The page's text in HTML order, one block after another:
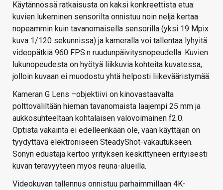
Käytännössä ratkaisusta on kaksi konkreettista etua:
kuvien lukeminen sensorilta onnistuu noin neljä kertaa
nopeammin kuin tavanomaisella sensorilla (yksi 19 Mpix
kuva 1/120 sekunnissa) ja kameralla voi tallentaa lyhyitä
videopätkiä 960 FPS:n ruudunpäivitysnopeudella. Kuvien
lukunopeudesta on hyötyä liikkuvia kohteita kuvatessa,
jolloin kuvaan ei muodostu yhtä helposti liikevääristymää.
Kameran G Lens –objektiivi on kinovastaavalta
polttoväliltään hieman tavanomaista laajempi 25 mm ja
aukkosuhteeltaan kohtalaisen valovoimainen f2.0.
Optista vakainta ei edelleenkään ole, vaan käyttäjän on
tyydyttävä elektroniseen SteadyShot-vakautukseen.
Sonyn edustaja kertoo yrityksen keskittyneen erityisesti
kuvan terävyyteen myös reuna-alueilla.
Videokuvan tallennus onnistuu parhaimmillaan 4K-